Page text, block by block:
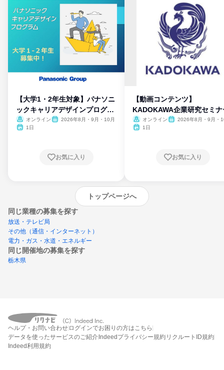
【大学1・2年生対象】パナソニ
ックキャリアデザインプログラ
ム
オンライン
2026年8月・9月・10月
1日
お気に入り
【動画コンテンツ】
KADOKAWA企業研究セミナ
オンライン
2026年8月・9月・
1日
お気に入り
トップページへ
同じ業種の募集を探す
放送・テレビ局
その他（通信・インターネット）
電力・ガス・水道・エネルギー
同じ開催地の募集を探す
栃木県
エントリーするとプログラムの詳細案内を
受け取れるようになります
ヘルプ・お問い合わせ ログインでお困りの方はこちら
データを使ったサービスのご紹介 Indeedプライバシー規約 リクルートID規約
Indeed利用規約